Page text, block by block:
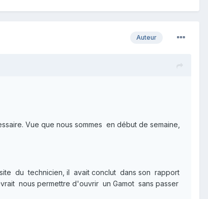
Auteur
Vue que nous sommes en début de semaine,
du technicien, il avait conclut dans son rapport
nous permettre d'ouvrir un Gamot sans passer